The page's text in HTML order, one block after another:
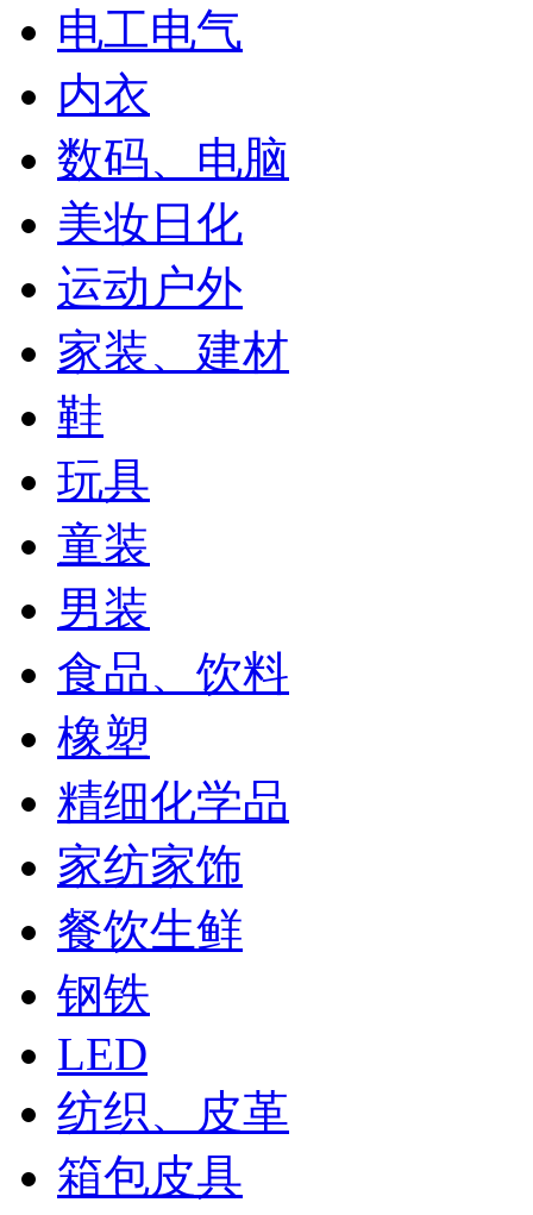
电工电气
内衣
数码、电脑
美妆日化
运动户外
家装、建材
鞋
玩具
童装
男装
食品、饮料
橡塑
精细化学品
家纺家饰
餐饮生鲜
钢铁
LED
纺织、皮革
箱包皮具